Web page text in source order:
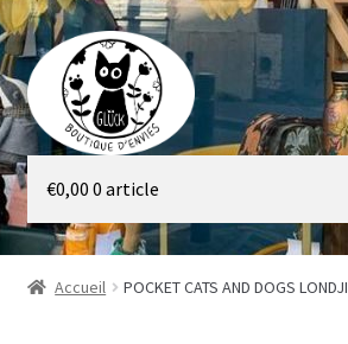
Aller
à
la
navigation
Aller
au
contenu
Galerie
Boutique
€0,00 0 article
Accueil POCKET CATS AND DOGS LONDJI